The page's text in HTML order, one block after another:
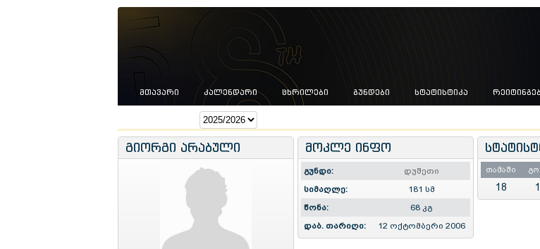
ᲛᲗᲐᲕᲐᲠᲘ ᲙᲐᲚᲔᲜᲓᲐᲠᲘ ᲪᲮᲠᲘᲚᲔᲑᲘ ᲒᲣᲜᲓᲔᲑᲘ ᲡᲢᲐᲢᲘᲡᲢᲘᲙᲐ
გიორგი არაბული მოკლე ინფო
გუნდი:
დუშეთი
სიმაღლე:
181 სმ
წონა:
68 კგ
დაბ. თარიღი:
12 ოქტომბერი 2006
თამაში
18